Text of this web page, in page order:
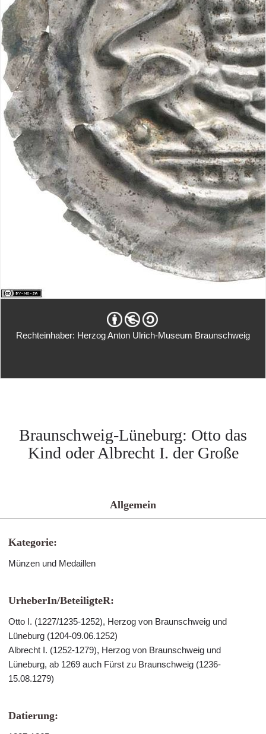
Rechteinhaber: Herzog Anton Ulrich-Museum Braunschweig
Braunschweig-Lüneburg: Otto das
Kind oder Albrecht I. der Große
Allgemein
Kategorie:
Münzen und Medaillen
UrheberIn/BeteiligteR:
Otto I. (1227/1235-1252), Herzog von Braunschweig und
Lüneburg (1204-09.06.1252)
Albrecht I. (1252-1279), Herzog von Braunschweig und
Lüneburg, ab 1269 auch Fürst zu Braunschweig (1236-
15.08.1279)
Datierung: